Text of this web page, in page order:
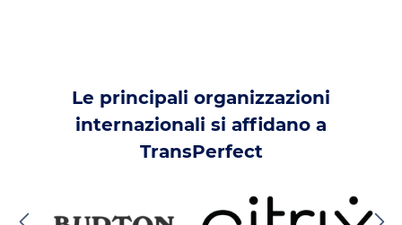
Le principali organizzazioni
internazionali si affidano a
TransPerfect